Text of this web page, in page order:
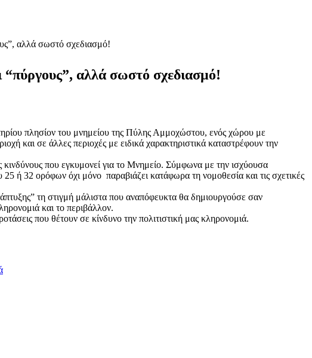
αλλά σωστό σχεδιασμό!
αλλά σωστό σχεδιασμό!
πλησίον του μνημείου της Πύλης Αμμοχώστου, ενός χώρου με
και σε άλλες περιοχές με ειδικά χαρακτηριστικά καταστρέφουν την
κινδύνους που εγκυμονεί για το Μνημείο. Σύμφωνα με την ισχύουσα
ή 32 ορόφων όχι μόνο παραβιάζει κατάφωρα τη νομοθεσία και τις σχετικές
τη στιγμή μάλιστα που αναπόφευκτα θα δημιουργούσε σαν
και το περιβάλλον.
που θέτουν σε κίνδυνο την πολιτιστική μας κληρονομιά.